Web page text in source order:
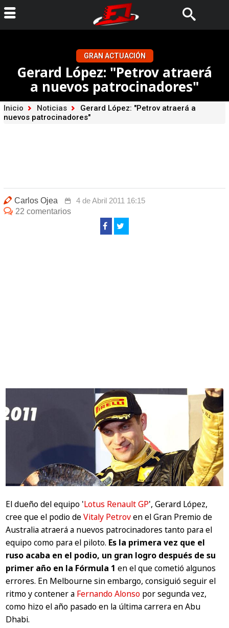
GRAN ACTUACIÓN
Gerard López: "Petrov atraerá
a nuevos patrocinadores"
Inicio Noticias
Gerard López: "Petrov atraerá a
nuevos patrocinadores"
Carlos Ojea
4 de Abril 2011 16:15
22 comentarios
El dueño del equipo 'Lotus Renault GP', Gerard López,
cree que el podio deVitaly Petroven el Gran Premio de
Australia atraerá a nuevos patrocinadores tanto para el
equipo como para el piloto. Es la primera vez que el
ruso acaba en el podio, un gran logro después de su
primer año en la Fórmula 1 en el que cometió algunos
errores. En Melbourne sin embargo, consiguió seguir el
ritmo y contener a Fernando Alonso por segunda vez,
como hizo el año pasado en la última carrera en Abu
Dhabi.